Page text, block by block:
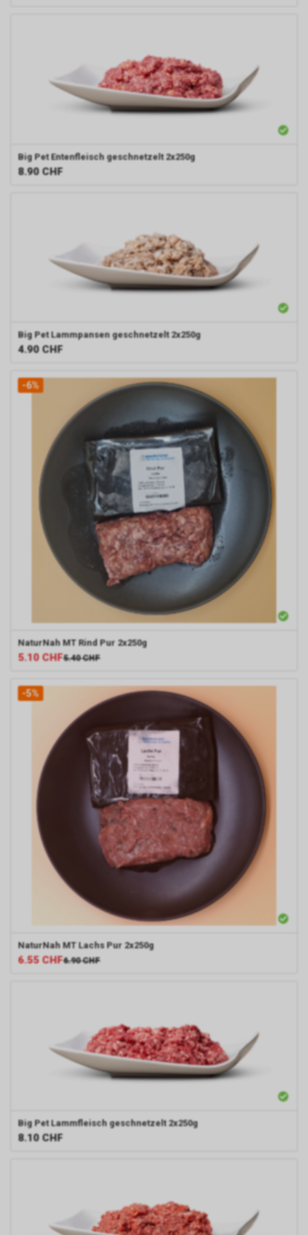
Big Pet Entenfleisch geschnetzelt 2x250g
8.90 CHF
Big Pet Lammpansen geschnetzelt 2x250g
4.90 CHF
-6%
NaturNah MT Rind Pur 2x250g
5.10 CHF5.40 CHF
-5%
NaturNah MT Lachs Pur 2x250g
6.55 CHF6.90 CHF
Big Pet Lammfleisch geschnetzelt 2x250g
8.10 CHF